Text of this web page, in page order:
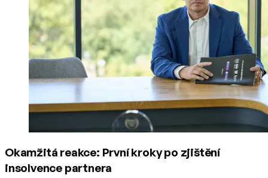
Okamžitá reakce: První kroky po zjištění
insolvence partnera